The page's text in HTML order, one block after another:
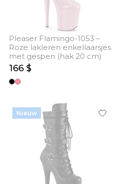
Pleaser Flamingo-1053 –
Roze lakleren enkellaarsjes
met gespen (hak 20 cm)
166 $
Nieuw